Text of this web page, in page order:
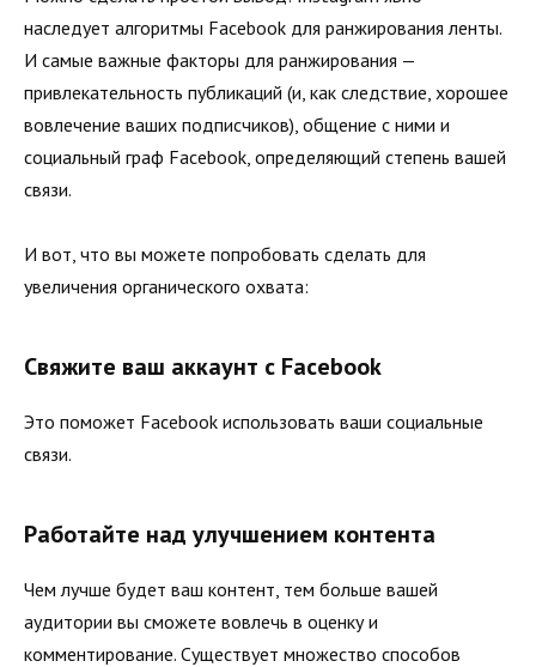
наследует алгоритмы Facebook для ранжирования ленты.
И самые важные факторы для ранжирования —
привлекательность публикаций (и, как следствие, хорошее
вовлечение ваших подписчиков), общение с ними и
социальный граф Facebook, определяющий степень вашей
связи.
И вот, что вы можете попробовать сделать для
увеличения органического охвата:
Свяжите ваш аккаунт с Facebook
Это поможет Facebook использовать ваши социальные
связи.
Работайте над улучшением контента
Чем лучше будет ваш контент, тем больше вашей
аудитории вы сможете вовлечь в оценку и
комментирование. Существует множество способов